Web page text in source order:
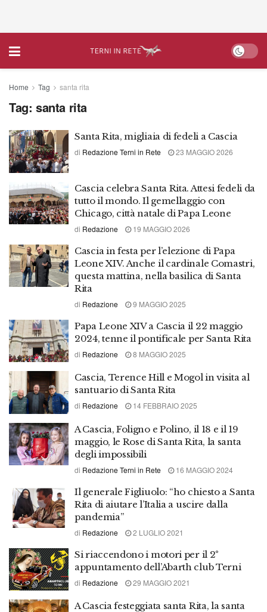
Home Tag santa rita
Tag: santa rita
Santa Rita, migliaia di fedeli a Cascia
di Redazione Terni in Rete 23 MAGGIO 2026
Cascia celebra Santa Rita. Attesi fedeli da
tutto il mondo. Il gemellaggio con
Chicago, città natale di Papa Leone
di Redazione 19 MAGGIO 2026
Cascia in festa per l’elezione di Papa
Leone XIV. Anche il cardinale Comastri,
questa mattina, nella basilica di Santa
Rita
di Redazione 9 MAGGIO 2025
Papa Leone XIV a Cascia il 22 maggio
2024, tenne il pontificale per Santa Rita
di Redazione 8 MAGGIO 2025
Cascia, Terence Hill e Mogol in visita al
santuario di Santa Rita
di Redazione 14 FEBBRAIO 2025
A Cascia, Foligno e Polino, il 18 e il 19
maggio, le Rose di Santa Rita, la santa
degli impossibili
di Redazione Terni in Rete 16 MAGGIO 2024
Il generale Figliuolo: “ho chiesto a Santa
Rita di aiutare l’Italia a uscire dalla
pandemia”
di Redazione 2 LUGLIO 2021
Si riaccendono i motori per il 2°
appuntamento dell’Abarth club Terni
di Redazione 29 MAGGIO 2021
A Cascia festeggiata santa Rita, la santa